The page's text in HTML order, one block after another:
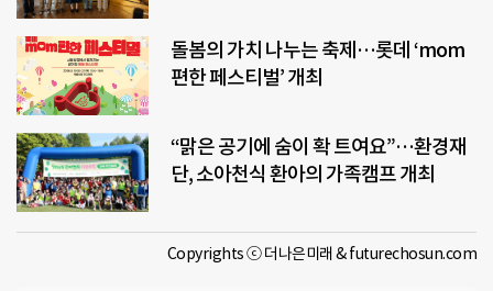
돌봄의 가치 나누는 축제…롯데 ‘mom
편한 페스티벌’ 개최
“맑은 공기에 숨이 확 트여요”…환경재
단, 소아천식 환아의 가족캠프 개최
Copyrights ⓒ 더나은미래 & futurechosun.com